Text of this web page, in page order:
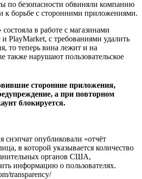
по безопасности обвиняли компанию
к борьбе с сторонними приложениями.
в работе с магазинами
PlayMarket, с требованиями удалить
то теперь вина лежит и на
также нарушают пользовательское
сторонние приложения,
а при повторном
блокируется.
снэпчат опубликовали «отчёт
в которой указывается количество
органов США,
информацию о пользователях.
transparency/